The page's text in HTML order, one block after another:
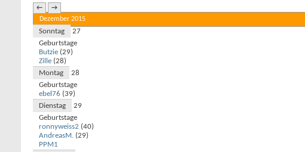
← →
Dezember 2015
Sonntag
27
Geburtstage
Butzie (29)
Zille (28)
Montag
28
Geburtstage
ebel76 (39)
Dienstag
29
Geburtstage
ronnyweiss2 (40)
AndreasM. (29)
PPM1